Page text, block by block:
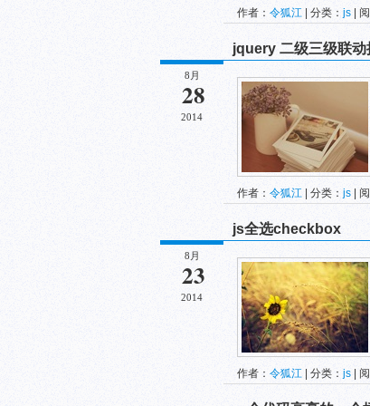
作者： 令狐江 | 分类： js |
8月
28
2014
jquery 二级三级联
作者： 令狐江 | 分类： js |
8月
23
2014
js全选checkbox
作者： 令狐江 | 分类： js |